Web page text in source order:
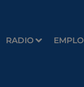
RADIO